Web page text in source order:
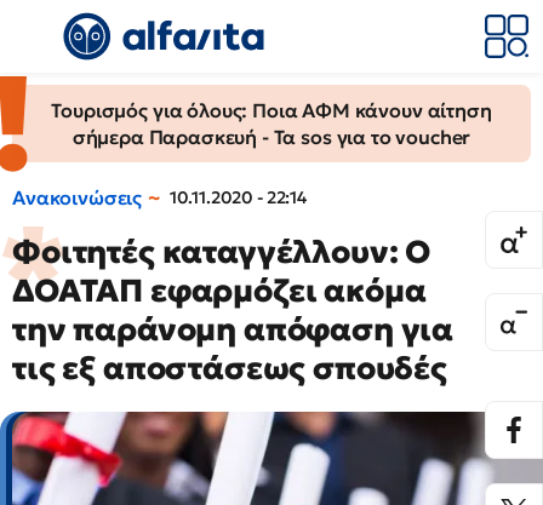
Τουρισμός για όλους: Ποια ΑΦΜ κάνουν αίτηση
σήμερα Παρασκευή - Τα sos για το voucher
Ανακοινώσεις 10.11.2020 - 22:14
Φοιτητές καταγγέλλουν: Ο
ΔΟΑΤΑΠ εφαρμόζει ακόμα
την παράνομη απόφαση για
τις εξ αποστάσεως σπουδές